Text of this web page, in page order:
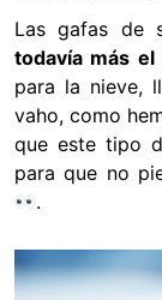
Las gafas de
todavía más
para la nieve,
vaho, como
que este tipo
para que no
.